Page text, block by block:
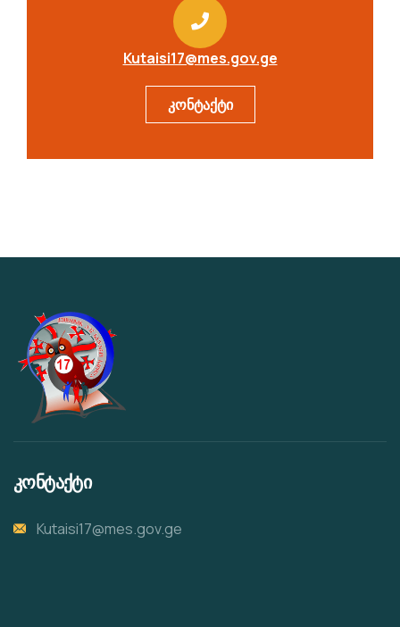
Kutaisi17@mes.gov.ge
კონტაქტი
კონტაქტი
Kutaisi17@mes.gov.ge